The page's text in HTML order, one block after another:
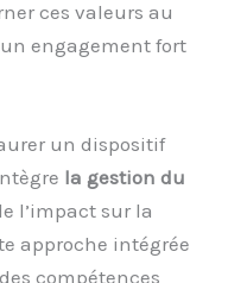
ces valeurs au
engagement fort
un dispositif
la gestion du
l’impact sur la
approche intégrée
compétences